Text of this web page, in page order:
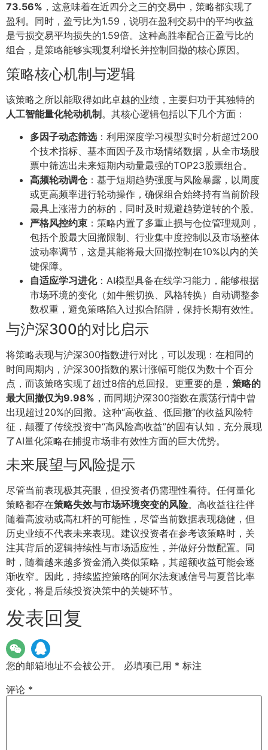
73.56% ，这意味着在近四分之三的交易中，策略都实现了
盈利。同时，盈亏比为1.59，说明在盈利交易中的平均收益
是亏损交易平均损失的1.59倍。这种高胜率配合正盈亏比的
组合，是策略能够实现复利增长并控制回撤的核心原因。
策略核心机制与逻辑
该策略之所以能取得如此卓越的业绩，主要归功于其独特的
人工智能量化轮动机制。其核心逻辑包括以下几个方面：
多因子动态筛选：利用深度学习模型实时分析超过200
个技术指标、基本面因子及市场情绪数据，从全市场股
票中筛选出未来短期内动量最强的TOP23股票组合。
高频轮动调仓 ：基于短期趋势强度与风险暴露，以周度
或更高频率进行轮动操作，确保组合始终持有当前阶段
最具上涨潜力的标的，同时及时规避趋势逆转的个股。
严格风控约束 ：策略内置了多重止损与仓位管理规则，
包括个股最大回撤限制、行业集中度控制以及市场整体
波动率调节，这是其能将最大回撤控制在10%以内的关
键保障。
自适应学习进化：AI模型具备在线学习能力，能够根据
市场环境的变化（如牛熊切换、风格转换）自动调整参
数权重，避免策略陷入过拟合陷阱，保持长期有效性。
与沪深300的对比启示
将策略表现与沪深300指数进行对比，可以发现：在相同的
时间周期内，沪深300指数的累计涨幅可能仅为数十个百分
点，而该策略实现了超过8倍的总回报。更重要的是， 策略的
最大回撤仅为9.98% ，而同期沪深300指数在震荡行情中曾
出现超过20%的回撤。这种“高收益、低回撤”的收益风险特
征，颠覆了传统投资中“高风险高收益”的固有认知，充分展现
了AI量化策略在捕捉市场非有效性方面的巨大优势。
未来展望与风险提示
尽管当前表现极其亮眼，但投资者仍需理性看待。任何量化
策略都存在策略失效与市场环境突变的风险。高收益往往伴
随着高波动或高杠杆的可能性，尽管当前数据表现稳健，但
历史业绩不代表未来表现。建议投资者在参考该策略时，关
注其背后的逻辑持续性与市场适应性，并做好分散配置。同
时，随着越来越多资金涌入类似策略，其超额收益可能会逐
渐收窄。因此，持续监控策略的阿尔法衰减信号与夏普比率
变化，将是后续投资决策中的关键环节。
发表回复
您的邮箱地址不会被公开。 必填项已用 * 标注
评论 *